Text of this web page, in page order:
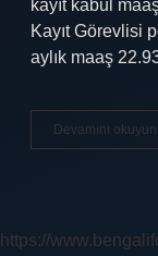
kayıt kabul
Kayıt Görevlisi
aylık maaş
Devamını okuyun
https://